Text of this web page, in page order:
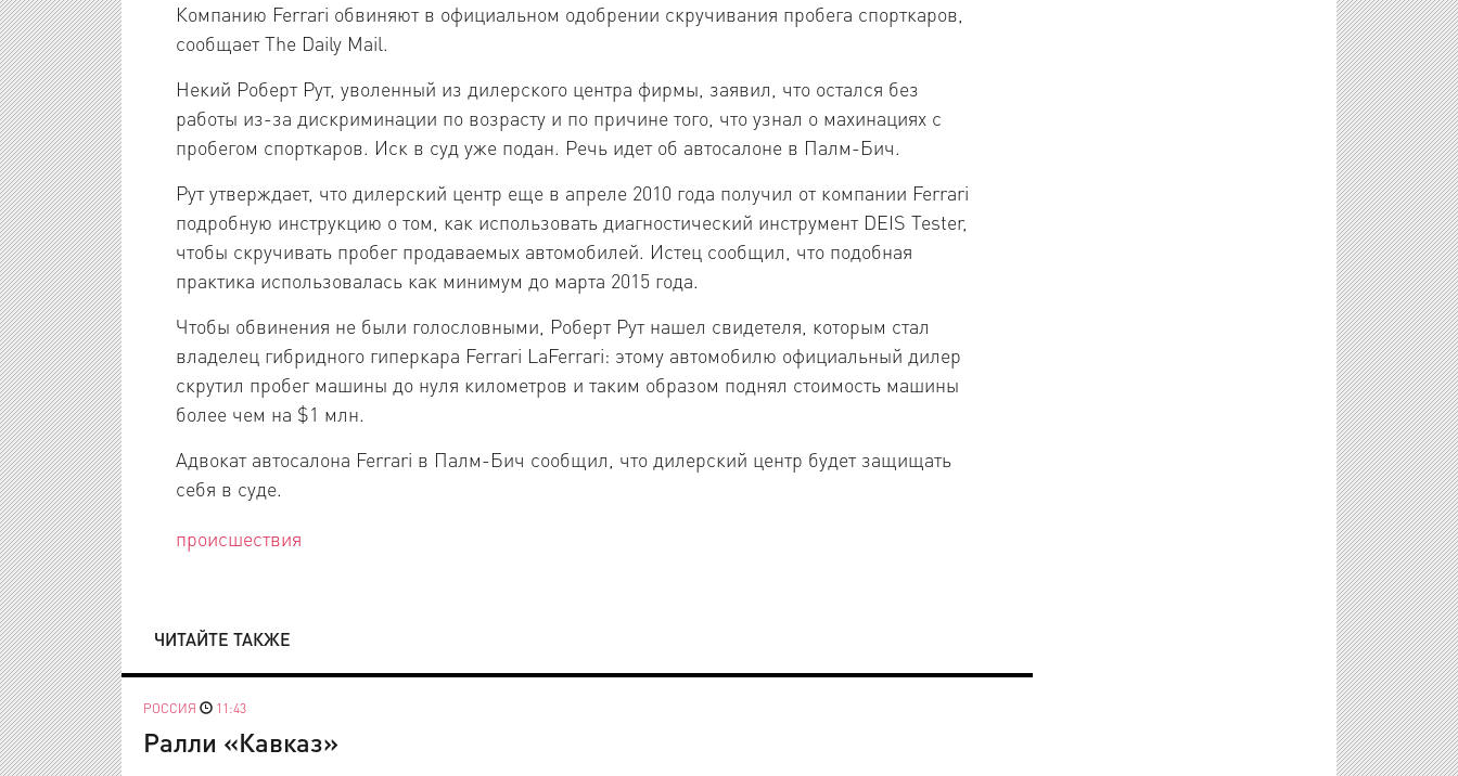
Компанию Ferrari обвиняют в официальном одобрении скручивания пробега спорткаров,
сообщает The Daily Mail.
Некий Роберт Рут, уволенный из дилерского центра фирмы, заявил, что остался без
работы из-за дискриминации по возрасту и по причине того, что узнал о махинациях с
пробегом спорткаров. Иск в суд уже подан. Речь идет об автосалоне в Палм-Бич.
Рут утверждает, что дилерский центр еще в апреле 2010 года получил от компании Ferrari
подробную инструкцию о том, как использовать диагностический инструмент DEIS Tester,
чтобы скручивать пробег продаваемых автомобилей. Истец сообщил, что подобная
практика использовалась как минимум до марта 2015 года.
Чтобы обвинения не были голословными, Роберт Рут нашел свидетеля, которым стал
владелец гибридного гиперкара Ferrari LaFerrari: этому автомобилю официальный дилер
скрутил пробег машины до нуля километров и таким образом поднял стоимость машины
более чем на $1 млн.
Адвокат автосалона Ferrari в Палм-Бич сообщил, что дилерский центр будет защищать
себя в суде.
происшествия
ЧИТАЙТЕ ТАКЖЕ
РОССИЯ 11:43
Ралли «Кавказ»